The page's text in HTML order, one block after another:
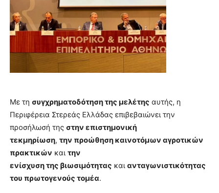
Με τη συγχρηματοδότηση της μελέτης αυτής, η
Περιφέρεια Στερεάς Ελλάδας επιβεβαιώνει την
προσήλωσή της στην επιστημονική
τεκμηρίωση, την προώθηση καινοτόμων αγροτικών
πρακτικών και την
ενίσχυση της βιωσιμότητας και ανταγωνιστικότητας
του πρωτογενούς τομέα.